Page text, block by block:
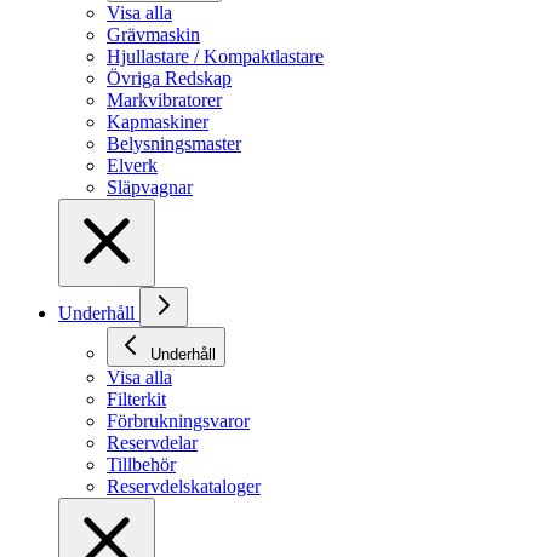
Visa alla
Grävmaskin
Hjullastare / Kompaktlastare
Övriga Redskap
Markvibratorer
Kapmaskiner
Belysningsmaster
Elverk
Släpvagnar
Underhåll
Underhåll
Visa alla
Filterkit
Förbrukningsvaror
Reservdelar
Tillbehör
Reservdelskataloger